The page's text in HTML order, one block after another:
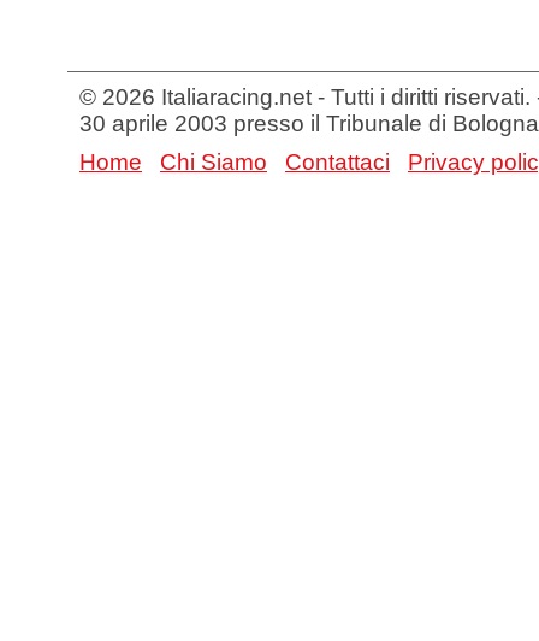
© 2026 Italiaracing.net - Tutti i diritti
30 aprile 2003 presso il Tribunale di Bologna
Home
Chi Siamo Contattaci Privacy